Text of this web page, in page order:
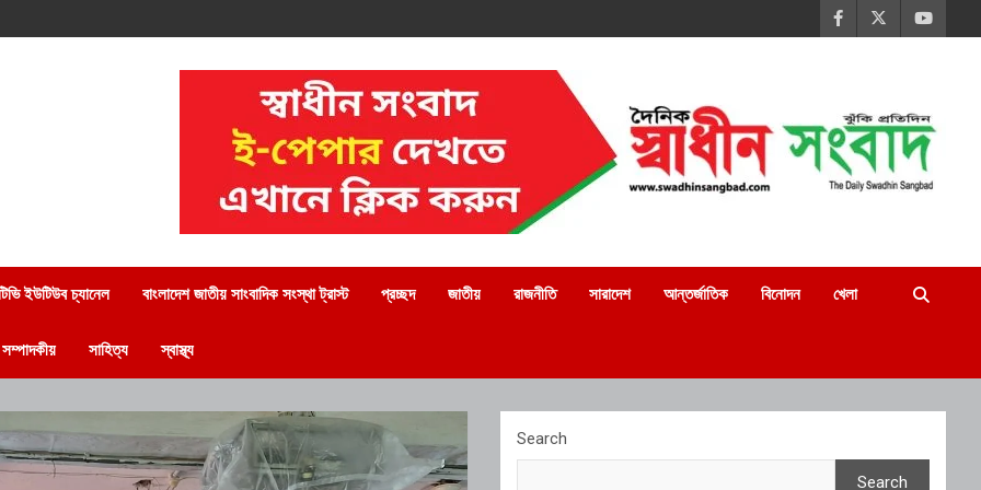
ইউটিউব চ্যানেল বাংলাদেশ জাতীয় সাংবাদিক সংস্থা ট্রাস্ট প্রচ্ছদ জাতীয় রাজনীতি সারাদেশ আন্তর্জাতিক বিনোদন খেলা
সম্পাদকীয় সাহিত্য স্বাস্থ্য
Search
Search